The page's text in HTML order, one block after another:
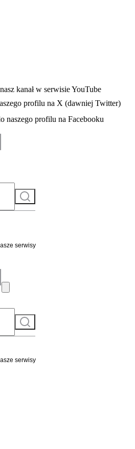
się w nowej karcie
kanał w serwisie YouTube
profilu na X (dawniej Twitter)
się w nowej karcie
naszego profilu na Facebooku
Szukaj
do serwisu
serwisy
Szukaj
serwisy